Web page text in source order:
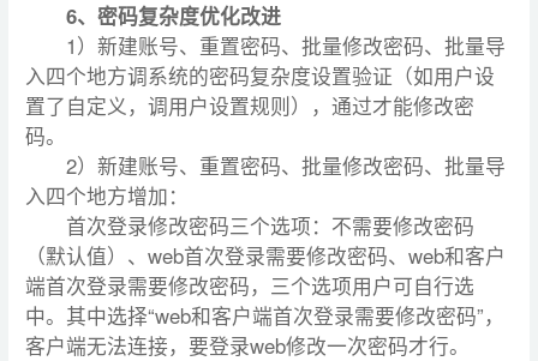
6、密码复杂度优化改进
1）新建账号、重置密码、批量修改密码、批量导
入四个地方调系统的密码复杂度设置验证（如用户设
置了自定义，调用户设置规则），通过才能修改密
码。
2）新建账号、重置密码、批量修改密码、批量导
入四个地方增加：
首次登录修改密码三个选项：不需要修改密码
（默认值）、web首次登录需要修改密码、web和客户
端首次登录需要修改密码，三个选项用户可自行选
中。其中选择“web和客户端首次登录需要修改密码”，
客户端无法连接，要登录web修改一次密码才行。